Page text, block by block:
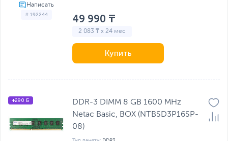
# 192244 49 990 ₸
2 083 ₸ x 24 мес
Купить
+290 Б
DDR-3 DIMM 8 GB 1600 MHz
Netac Basic, BOX (NTBSD3P16SP-
08)